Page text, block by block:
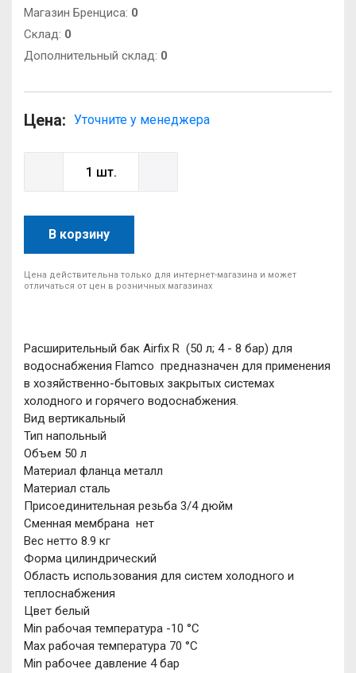
Магазин Бренциса: 0
Cклад: 0
Дополнительный склад: 0
Цена: Уточните у менеджера
В корзину
Цена действительна только для интернет-магазина и может
отличаться от цен в розничных магазинах
Расширительный бак Airfix R (50 л; 4 - 8 бар) для
водоснабжения Flamco предназначен для применения
в хозяйственно-бытовых закрытых системах
холодного и горячего водоснабжения.
Вид вертикальный
Тип напольный
Объем 50 л
Материал фланца металл
Материал сталь
Присоединительная резьба 3/4 дюйм
Сменная мембрана нет
Вес нетто 8.9 кг
Форма цилиндрический
Область использования для систем холодного и
теплоснабжения
Цвет белый
Min рабочая температура -10 °С
Мах рабочая температура 70 °С
Min рабочее давление 4 бар